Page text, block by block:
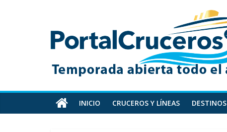
PortalCruceros
Toda
información
cruceros
en
un
INICIO CRUCEROS Y LÍNEAS DESTINOS